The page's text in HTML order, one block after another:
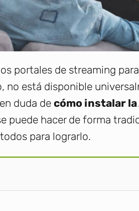
portales de streaming
no está disponible
duda decómo instalar la
puede hacer de forma
para lograrlo.